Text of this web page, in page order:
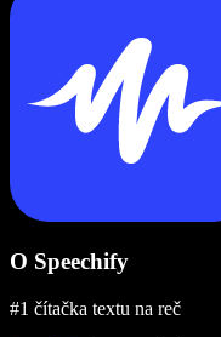
O Speechify
#1 čítačka textu na reč